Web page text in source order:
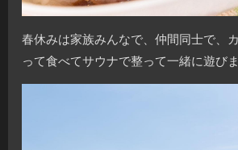
春休みは家族みんなで、仲間同士で、
って食べてサウナで整って一緒に遊び